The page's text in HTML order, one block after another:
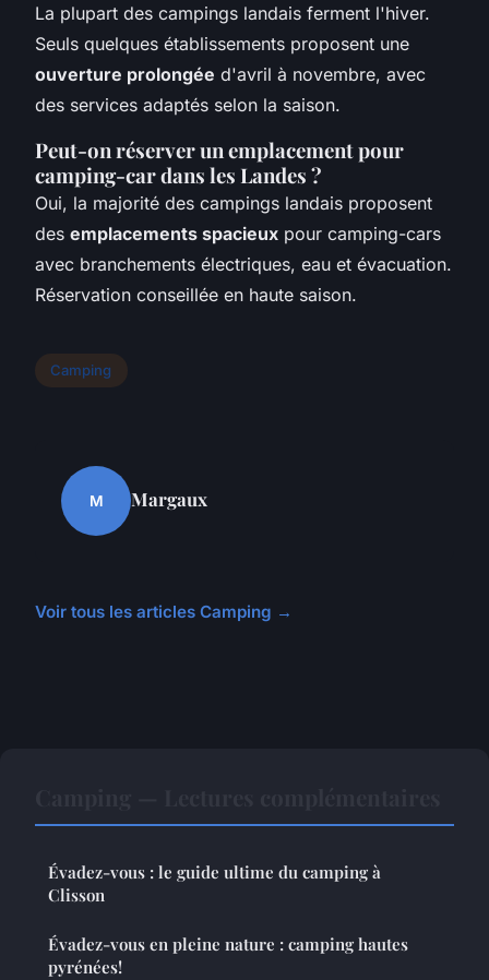
La plupart des campings landais ferment l'hiver.
Seuls quelques établissements proposent une
ouverture prolongée d'avril à novembre, avec
des services adaptés selon la saison.
Peut-on réserver un emplacement pour
camping-car dans les Landes ?
Oui, la majorité des campings landais proposent
des emplacements spacieux pour camping-cars
avec branchements électriques, eau et évacuation.
Réservation conseillée en haute saison.
Camping
M Margaux
Voir tous les articles Camping →
Évadez-vous : le guide ultime du camping à
Clisson
Évadez-vous en pleine nature : camping hautes
pyrénées!